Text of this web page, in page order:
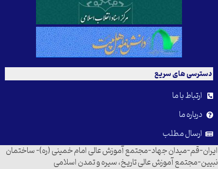
دسترسی های سریع
ارتباط با ما
درباره ما
ارسال مطلب
ایران-قم-میدان جهاد-مجتمع آموزش عالی امام خمینی (ره)- ساختمان
نبیین-مجتمع آموزش عالی تاریخ، سیره و تمدن اسلامی